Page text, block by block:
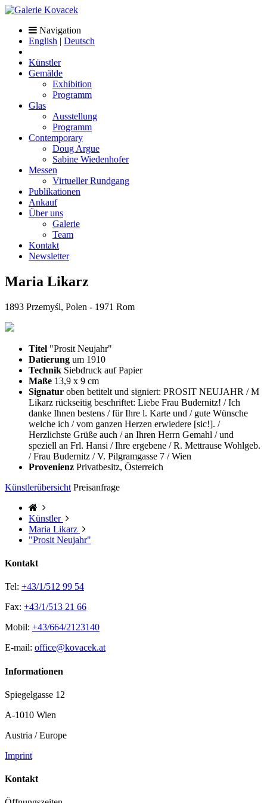
Navigation
English | Deutsch
Künstler
Gemälde
Exhibition
Programm
Glas
Ausstellung
Programm
Contemporary
Doug Argue
Sabine Wiedenhofer
Messen
Virtueller Rundgang
Publikationen
Ankauf
Über uns
Galerie
Team
Kontakt
Newsletter
Maria Likarz
1893 Przemyśl, Polen - 1971 Rom
Titel "Prosit Neujahr"
Datierung um 1910
Technik Siebdruck auf Papier
Maße 13,9 x 9 cm
Signatur oben betitelt und signiert: PROSIT NEUJAHR / M
Likarz rückseitig beschriftet: Liebe Frau Budernitz! / Ich
danke Ihnen bestens / für Ihre l. Karte und / gute Wünsche
welche ich / vom ganzen Herzen erwiedere [sic!]. /
Herzlichste Grüße auch / an Ihren Herrn Gemahl / und
speziell an Frl. Hansi / Ihre ergebene / R. Mettrause Wohlgeb.
/ Frau Budernitz / V. Pilgramgasse 7 / Wien
Provenienz Privatbesitz, Österreich
Künstlerübersicht Preisanfrage
Künstler
Maria Likarz
"Prosit Neujahr"
Kontakt
Tel: +43/1/512 99 54
Fax: +43/1/513 21 66
Mobil: +43/664/2123140
E-mail: office@kovacek.at
Informationen
Spiegelgasse 12
A-1010 Wien
Austria / Europe
Imprint
Kontakt